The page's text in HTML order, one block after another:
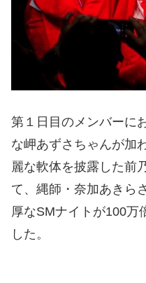
第１日目のメンバーに
な岬あずさちゃんが加
麗な軟体を披露した前
て、縄師・奈加あきら
厚なSMナイトが100万
した。